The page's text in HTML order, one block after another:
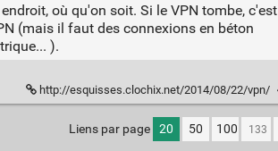
où qu'on soit. Si le VPN tombe, c'est
(mais il faut des connexions en béton
).
http://esquisses.clochix.net/2014/08/22/vpn/
Liens par page 20 50 100